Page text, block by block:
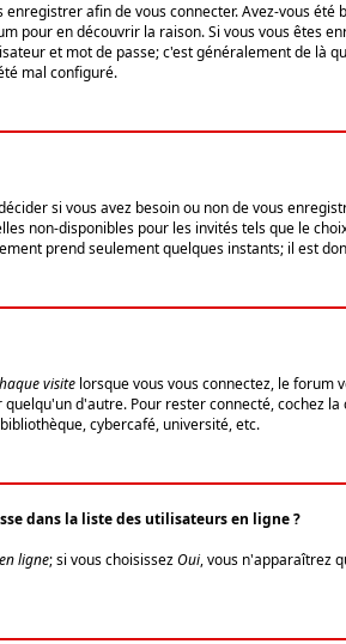
afin de vous connecter. Avez-vous
pour en découvrir la raison. Si vous vous êtes
et mot de passe; c'est généralement de là
mal configuré.
si vous avez besoin ou non de vous
non-disponibles pour les invités tels que le
prend seulement quelques instants; il est
visite lorsque vous vous connectez, le forum
d'autre. Pour rester connecté, cochez
cybercafé, université, etc.
dans la liste des utilisateurs en ligne ?
ligne; si vous choisissezOui, vous n'apparaîtrez